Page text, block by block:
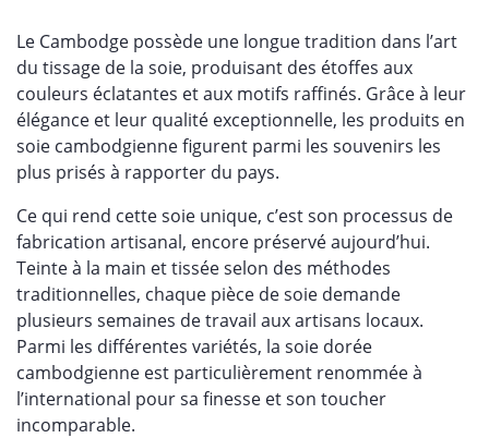
Le Cambodge possède une longue tradition dans l’art
du tissage de la soie, produisant des étoffes aux
couleurs éclatantes et aux motifs raffinés. Grâce à leur
élégance et leur qualité exceptionnelle, les produits en
soie cambodgienne figurent parmi les souvenirs les
plus prisés à rapporter du pays.
Ce qui rend cette soie unique, c’est son processus de
fabrication artisanal, encore préservé aujourd’hui.
Teinte à la main et tissée selon des méthodes
traditionnelles, chaque pièce de soie demande
plusieurs semaines de travail aux artisans locaux.
Parmi les différentes variétés, la soie dorée
cambodgienne est particulièrement renommée à
l’international pour sa finesse et son toucher
incomparable.